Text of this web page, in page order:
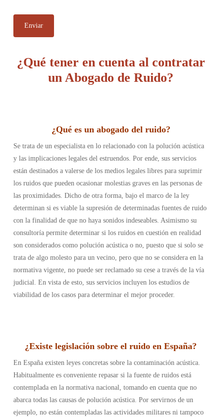
¿Qué tener en cuenta al contratar
un Abogado de Ruido?
¿Qué es un abogado del ruido?
Se trata de un especialista en lo relacionado con la polución acústica
y las implicaciones legales del estruendos. Por ende, sus servicios
están destinados a valerse de los medios legales libres para suprimir
los ruidos que pueden ocasionar molestias graves en las personas de
las proximidades. Dicho de otra forma, bajo el marco de la ley
determinan si es viable la supresión de determinadas fuentes de ruido
con la finalidad de que no haya sonidos indeseables. Asimismo su
consultoría permite determinar si los ruidos en cuestión en realidad
son considerados como polución acústica o no, puesto que si solo se
trata de algo molesto para un vecino, pero que no se considera en la
normativa vigente, no puede ser reclamado su cese a través de la vía
judicial. En vista de esto, sus servicios incluyen los estudios de
viabilidad de los casos para determinar el mejor proceder.
¿Existe legislación sobre el ruido en España?
En España existen leyes concretas sobre la contaminación acústica.
Habitualmente es conveniente repasar si la fuente de ruidos está
contemplada en la normativa nacional, tomando en cuenta que no
abarca todas las causas de polución acústica. Por servirnos de un
ejemplo, no están contempladas las actividades militares ni tampoco